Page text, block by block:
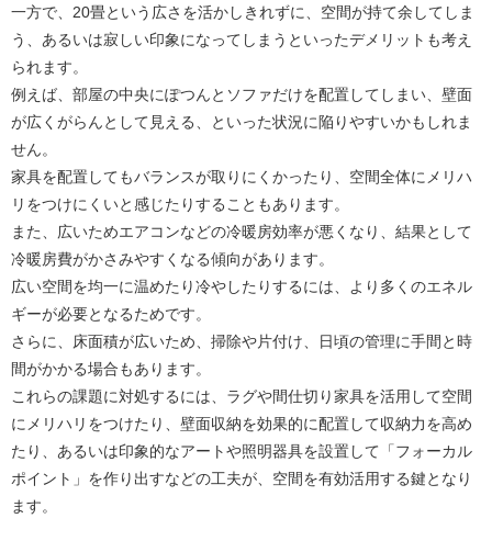
一方で、20畳という広さを活かしきれずに、空間が持て余してしま
う、あるいは寂しい印象になってしまうといったデメリットも考え
られます。
例えば、部屋の中央にぽつんとソファだけを配置してしまい、壁面
が広くがらんとして見える、といった状況に陥りやすいかもしれま
せん。
家具を配置してもバランスが取りにくかったり、空間全体にメリハ
リをつけにくいと感じたりすることもあります。
また、広いためエアコンなどの冷暖房効率が悪くなり、結果として
冷暖房費がかさみやすくなる傾向があります。
広い空間を均一に温めたり冷やしたりするには、より多くのエネル
ギーが必要となるためです。
さらに、床面積が広いため、掃除や片付け、日頃の管理に手間と時
間がかかる場合もあります。
これらの課題に対処するには、ラグや間仕切り家具を活用して空間
にメリハリをつけたり、壁面収納を効果的に配置して収納力を高め
たり、あるいは印象的なアートや照明器具を設置して「フォーカル
ポイント」を作り出すなどの工夫が、空間を有効活用する鍵となり
ます。